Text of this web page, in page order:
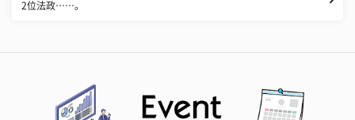
2位法政……。